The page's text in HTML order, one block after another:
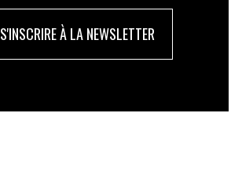
S'INSCRIRE À LA NEWSLETTER